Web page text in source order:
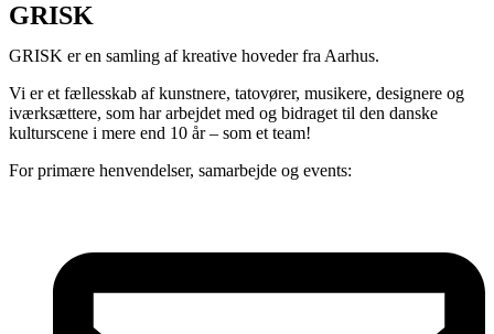
GRISK
GRISK er en samling af kreative hoveder fra Aarhus.
Vi er et fællesskab af kunstnere, tatovører, musikere, designere og
iværksættere, som har arbejdet med og bidraget til den danske
kulturscene i mere end 10 år – som et team!
For primære henvendelser, samarbejde og events: